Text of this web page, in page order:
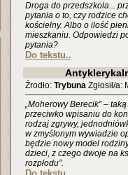
Droga do przedszkola...
pytania o to, czy rodzice
kościelny. Albo o ilość
mieszkaniu. Odpowiedzi
pytania?
Do tekstu..
Źrodło: TrybunaZgłosił/a:
„Moherowy Berecik” –
przeciwko wpisaniu do
rodzaj zgrywy,
w zmyślonym wywiadzie
będzie nowy model
dzieci, z czego dwoje na
rozpłodu”.